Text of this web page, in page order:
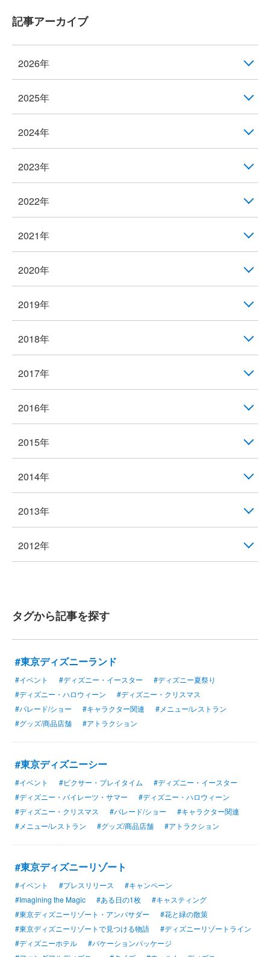
記事アーカイブ
2026年
2025年
2024年
2023年
2022年
2021年
2020年
2019年
2018年
2017年
2016年
2015年
2014年
2013年
2012年
タグから記事を探す
#東京ディズニーランド
#イベント #ディズニー・イースター
#ディズニー夏祭り
#ディズニー・ハロウィーン
#ディズニー・クリスマス
#パレード/ショー
#キャラクター関連
#メニュー/レストラン
#グッズ/商品店舗
#アトラクション
#東京ディズニーシー
#イベント #ピクサー・プレイタイム
#ディズニー・イースター
#ディズニー・パイレーツ・サマー
#ディズニー・ハロウィーン
#ディズニー・クリスマス
#パレード/ショー
#キャラクター関連
#メニュー/レストラン
#グッズ/商品店舗 #アトラクション
#東京ディズニーリゾート
#イベント #プレスリリース
#キャンペーン
#Imagining the Magic
#ある日の1枚
#キャスティング
#東京ディズニーリゾート・アンバサダー
#花と緑の散策
#東京ディズニーリゾートで見つける物語
#ディズニーリゾートライン
#ディズニーホテル
#バケーションパッケージ